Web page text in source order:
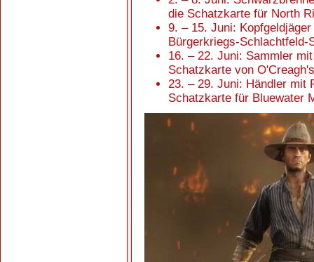
die Schatzkarte für North
9. – 15. Juni:
Bürgerkriegs-Schlachtfeld-
16. – 22. Juni: Sammler
Schatzkarte von
23. – 29. Juni: Händler mit
Schatzkarte für Bluewater